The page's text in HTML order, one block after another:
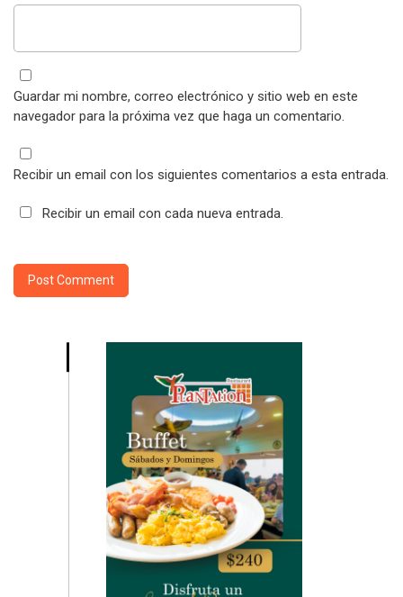
Guardar mi nombre, correo electrónico y sitio web en este
navegador para la próxima vez que haga un comentario.
Recibir un email con los siguientes comentarios a esta entrada.
Recibir un email con cada nueva entrada.